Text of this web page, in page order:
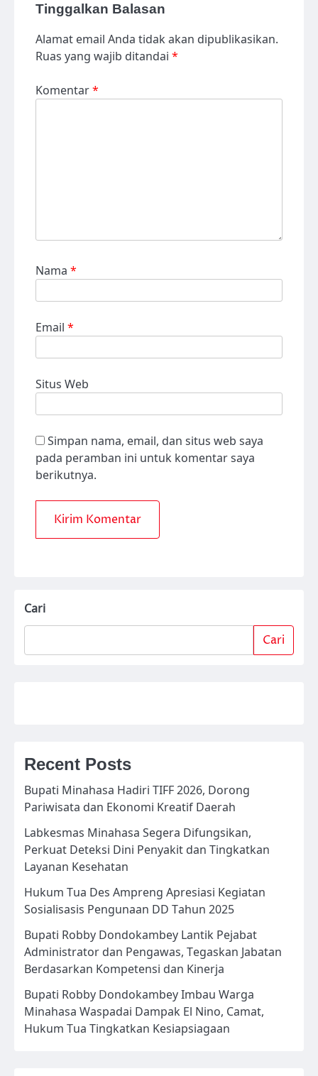
Tinggalkan Balasan
Alamat email Anda tidak akan dipublikasikan.
Ruas yang wajib ditandai *
Komentar*
Nama *
Email *
Situs Web
Simpan nama, email, dan situs web saya
pada peramban ini untuk komentar saya
berikutnya.
Cari
Cari
Recent Posts
Bupati Minahasa Hadiri TIFF 2026, Dorong
Pariwisata dan Ekonomi Kreatif Daerah
Labkesmas Minahasa Segera Difungsikan,
Perkuat Deteksi Dini Penyakit dan Tingkatkan
Layanan Kesehatan
Hukum Tua Des Ampreng Apresiasi Kegiatan
Sosialisasis Pengunaan DD Tahun 2025
Bupati Robby Dondokambey Lantik Pejabat
Administrator dan Pengawas, Tegaskan Jabatan
Berdasarkan Kompetensi dan Kinerja
Bupati Robby Dondokambey Imbau Warga
Minahasa Waspadai Dampak El Nino, Camat,
Hukum Tua Tingkatkan Kesiapsiagaan